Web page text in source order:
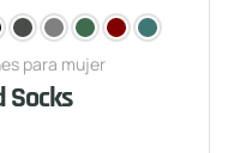
para mujer
Socks